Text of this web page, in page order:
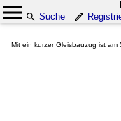
Suche
Mit ein kurzer Gleisbauzug ist